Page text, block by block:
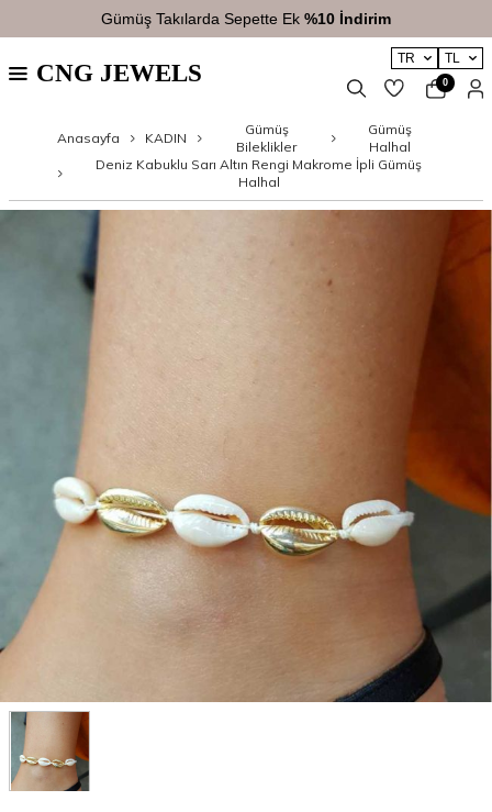
Gümüş Takılarda Sepette Ek %10 İndirim
TR TL
CNG JEWELS 0
Anasayfa KADIN
Gümüş
Bileklikler
Gümüş
Halhal
Deniz Kabuklu Sarı Altın Rengi Makrome İpli Gümüş
Halhal